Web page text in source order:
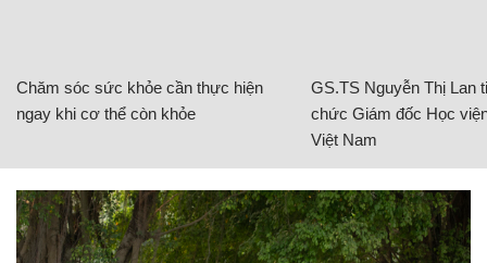
Chăm sóc sức khỏe cần thực hiện
ngay khi cơ thể còn khỏe
GS.TS Nguyễn Thị Lan
chức Giám đốc Học
Việt Nam